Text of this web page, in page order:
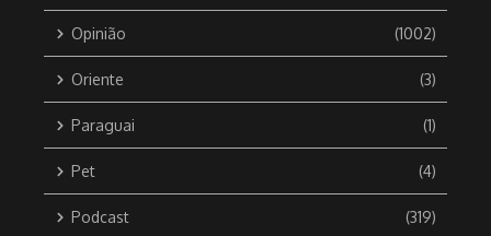
Opinião (1002)
Oriente (3)
Paraguai (1)
Pet (4)
Podcast (319)